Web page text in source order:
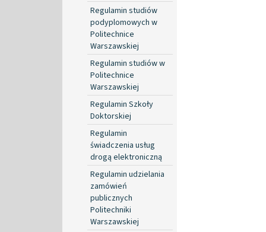
Regulamin studiów
podyplomowych w
Politechnice
Warszawskiej
Regulamin studiów w
Politechnice
Warszawskiej
Regulamin Szkoły
Doktorskiej
Regulamin
świadczenia usług
drogą elektroniczną
Regulamin udzielania
zamówień
publicznych
Politechniki
Warszawskiej